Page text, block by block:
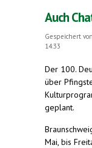
Auch
Gespeichert von
14:33
Der 100.
über
geplant.
Mai, bis